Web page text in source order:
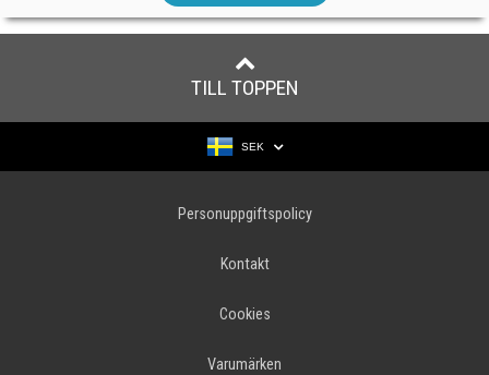
TILL TOPPEN
SEK
Personuppgiftspolicy
Kontakt
Cookies
Varumärken